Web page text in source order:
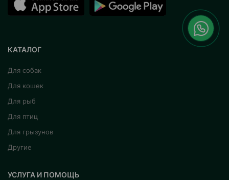
КАТАЛОГ
Для собак
Для кошек
Для рыб
Для птиц
Для грызунов
Другие
УСЛУГА И ПОМОЩЬ